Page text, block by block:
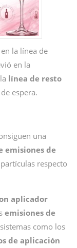
la línea de
en la
línea de resto
espera.
una
emisiones de
respecto
aplicador
emisiones de
como los
de aplicación